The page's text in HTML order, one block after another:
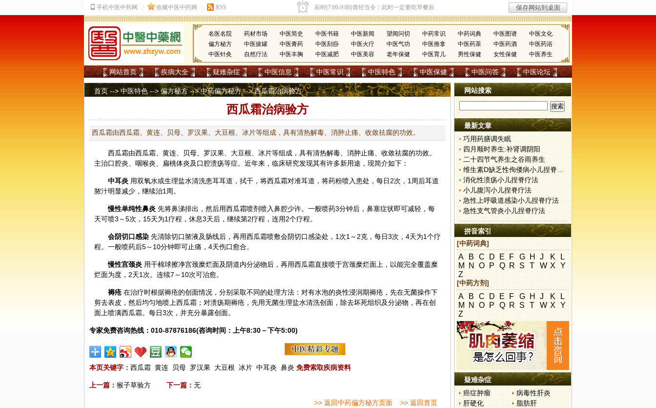
名医名院 药材市场 中医简史 中医书籍 中医新闻 望闻问切 中药常识 中药词典 中医图谱
中医文化
偏方秘方
中医拔罐 中医膏药 中医刮痧 中医火疗 中医气功 中医推拿 中医药茶 中医药酒
中医药浴
中医针灸
自然疗法 中医丰胸 中医减肥 中医美容 老年保健 中医育儿 男性保健 女性保健 中医养生
网站首页 疾病大全 疑难杂症 中医信息 中医常识 中医特色 中医保健 中医问答 中医论坛
首页 -->中医特色 -->偏方秘方-->中药偏方秘方--> 西瓜霜治病验方
西瓜霜治病验方
西瓜霜由西瓜霜、黄连、贝母、罗汉果、大豆根、冰片等组成，具有清热解毒、消肿止痛、收敛祛腐的功效。
西瓜霜由西瓜霜、 黄连 、贝母、 罗汉果 、大豆根、 冰片等组成，具有清热解毒、消肿止痛、收敛祛腐的功效。
主治口腔炎、咽喉炎、扁桃体炎及口腔溃疡等症。近年来，临床研究发现其有许多新用途，现简介如下：
中耳炎 用双氧水或生理盐水清洗患耳耳道，拭干，将西瓜霜对准耳道，将药粉喷入患处，每日2次，1周后耳道
脓汁明显减少，继续治1周。
慢性单纯性鼻炎 先将鼻涕排出，然后用西瓜霜喷剂喷入鼻腔少许。一般喷药3分钟后，鼻塞症状即可减轻，每
天可喷3～5次，15天为1疗程，休息3天后，继续第2疗程，连用2个疗程。
会阴切口感染 先清除切口脓液及肠线后，再用西瓜霜喷敷会阴切口感染处，1次1～2克，每日3次，4天为1个疗
程。一般喷药后5～10分钟即可止痛，4天伤口愈合。
慢性宫颈炎 用干棉球擦净宫颈糜烂面及阴道内分泌物后，再用西瓜霜直接喷于宫颈糜烂面上，以能完全覆盖糜
烂面为度，2天1次。连续7～10次可治愈。
褥疮 在治疗时根据褥疮的创面情况，分别采取不同的处理方法：对有水泡的炎性浸润期褥疮，先在无菌操作下
剪去表皮，然后均匀地喷上西瓜霜；对溃疡期褥疮，先用无菌生理盐水清洗创面，除去坏死组织及分泌物，再在创
面上喷满西瓜霜。每日3次，并充分暴露创面。
专家免费咨询热线：010-87876186(咨询时间：上午8:30－下午5:00)
本页关键字： 西瓜霜 黄连 贝母 罗汉果 大豆根 冰片 中耳炎 鼻炎 免费索取疾病资料
上一篇： 猴子草验方 下一篇： 无
>> 返回中药偏方秘方页面 >> 返回首页
网站搜索
最新文章
巧用药膳调失眠
四月顺时养生:补肾调阴阳
二十四节气养生之谷雨养生
维生素D缺乏性佝偻病小儿捏脊疗法
消化性溃疡小儿捏脊疗法
小儿腹泻小儿捏脊疗法
急性上呼吸道感染小儿捏脊疗法
急性支气管炎小儿捏脊疗法
拼音索引
[中药词典]
A B C D E F G H J K
L
M N O P Q R S T W X
Y
Z
[中药方剂]
A B C D E F G H J K
L
M N O P Q R S T W X
Y
Z
疑难杂症
癌症肿瘤
病毒性肝炎
肝硬化
脂肪肝